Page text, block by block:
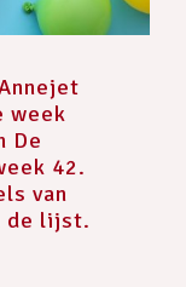
week
De
42.
van
de lijst.